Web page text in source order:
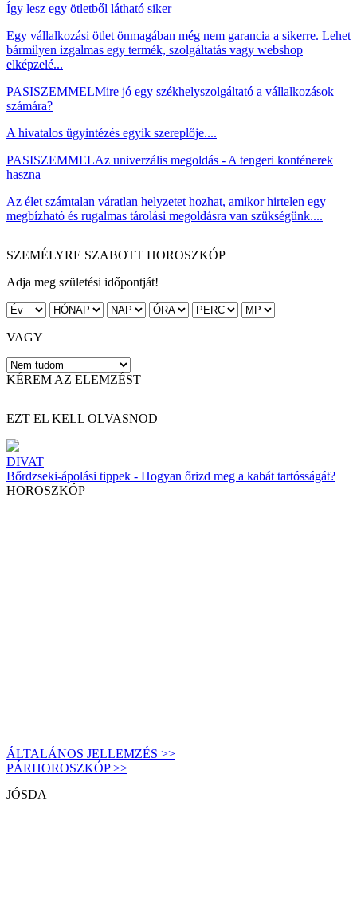
Így lesz egy ötletből látható siker
Egy vállalkozási ötlet önmagában még nem garancia a sikerre. Lehet
bármilyen izgalmas egy termék, szolgáltatás vagy webshop
elképzelé...
PASISZEMMELMire jó egy székhelyszolgáltató a vállalkozások
számára?
A hivatalos ügyintézés egyik szereplője....
PASISZEMMELAz univerzális megoldás - A tengeri konténerek
haszna
Az élet számtalan váratlan helyzetet hozhat, amikor hirtelen egy
megbízható és rugalmas tárolási megoldásra van szükségünk....
SZEMÉLYRE SZABOTT HOROSZKÓP
Adja meg születési időpontját!
VAGY
KÉREM AZ ELEMZÉST
EZT EL KELL OLVASNOD
DIVAT
Bőrdzseki-ápolási tippek - Hogyan őrizd meg a kabát tartósságát?
HOROSZKÓP
ÁLTALÁNOS JELLEMZÉS >>
PÁRHOROSZKÓP >>
JÓSDA